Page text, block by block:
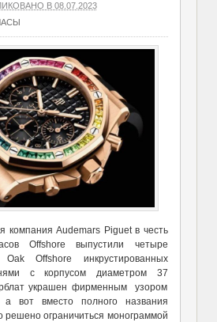
В 08.07.2023
компания Audemars Piguet в честь
Offshore выпустили четыре
Offshore инкрустированных
с корпусом диаметром 37
украшен фирменным узором
а вот вместо полного названия
решено ограничиться монограммой